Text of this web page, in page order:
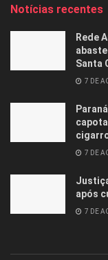
Notícias recentes
Rede
Santa
7 DE
7 DE
após
7 DE